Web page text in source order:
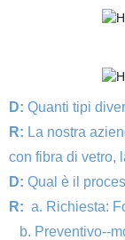
D: Quanti tipi
R: La nostra
con fibra di vetro,
D: Qual è il
R: a. Richiesta:
b. Preventivo--